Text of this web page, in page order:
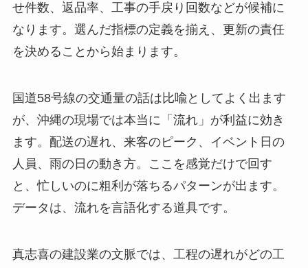
せ件数、返品率、工事の手戻り回数などが候補に
なります。選んだ指標の定義を揃え、更新の責任
を決めることから始まります。
国道58号線の交通量の話は比喩としてよく出ます
が、沖縄の現場では本当に「流れ」が利益に効き
ます。配送の遅れ、来客のピーク、イベント日の
人員、雨の日の動き方。ここを感覚だけで回す
と、忙しいのに粗利が落ちるパターンが出ます。
データは、流れを言語化する道具です。
真志喜の建設業の文脈では、工程の遅れがどの工